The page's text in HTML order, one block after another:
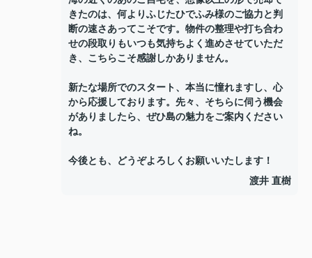
きたのは、何よりふじたひでふみ様のご協力と判
断の速さあってこそです。物件の整理や打ち合わ
せの段取りもいつも気持ちよく進めさせていただ
き、こちらこそ感謝しかありません。
新たな場所でのスタート、本当に憧れますし、心
から応援しております。先々、そちらに伺う機会
がありましたら、ぜひ島の魅力をご案内ください
ね。
今後とも、どうぞよろしくお願いいたします！
渡井 直樹